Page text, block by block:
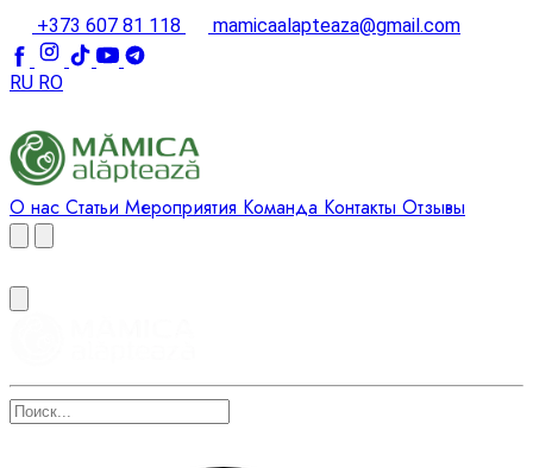
+373 607 81 118 mamicaalapteaza@gmail.com
RU RO
О нас Статьи Мероприятия Команда Контакты Отзывы